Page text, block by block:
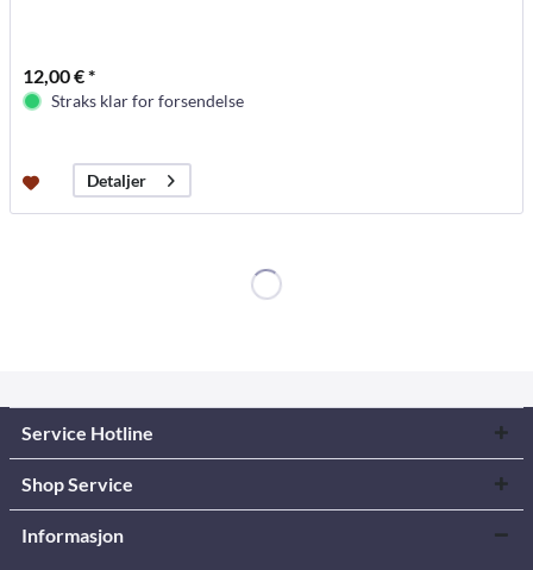
12,00 € *
Straks klar for forsendelse
Detaljer
Service Hotline
Shop Service
Informasjon